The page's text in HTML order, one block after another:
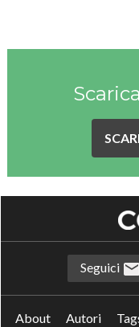
Seguici
About Autori